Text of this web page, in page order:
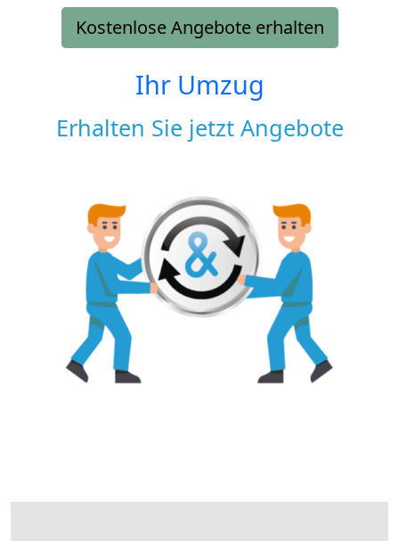
Kostenlose Angebote erhalten
Ihr Umzug
Erhalten Sie jetzt Angebote